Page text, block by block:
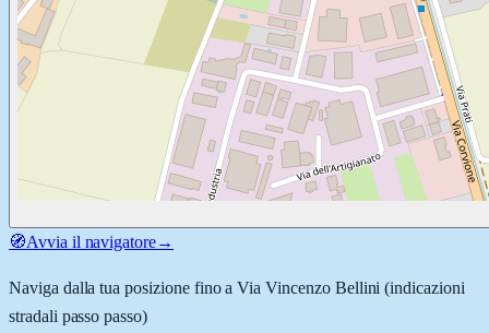
🧭Avvia il navigatore→
Naviga dalla tua posizione fino aVia Vincenzo Bellini (indicazioni
stradali passo passo)